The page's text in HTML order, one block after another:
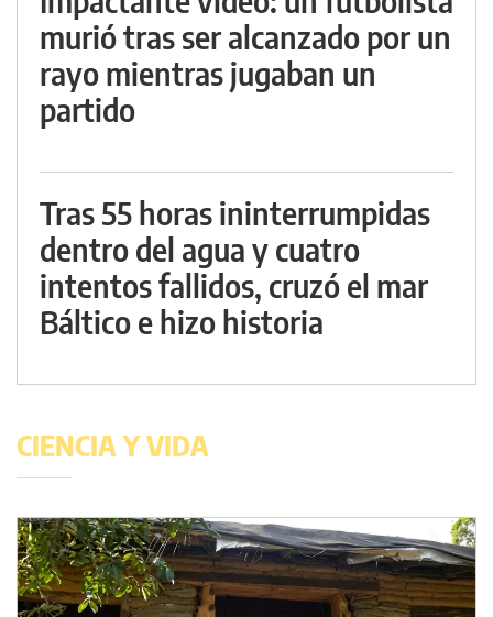
murió tras ser alcanzado por un
rayo mientras jugaban un
partido
Tras 55 horas ininterrumpidas
dentro del agua y cuatro
intentos fallidos, cruzó el mar
Báltico e hizo historia
CIENCIA Y VIDA